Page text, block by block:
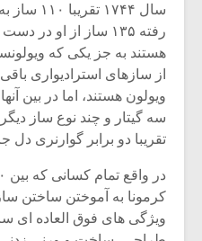
سال ۱۷۴۴
رفته ۱۳۵ ساز از او
از سازهای استرادیواری
سه گیتار و چند نوع ساز
تقریبا دو برابر گوارنری دل
کرمونا به آموختن ساختن ساز
ویژگی های فوق العاده ای